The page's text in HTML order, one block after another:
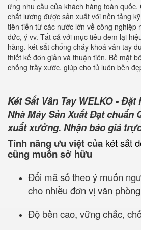
ứng nhu cầu của khách hàng toàn
chất lương được sản xuất với nền tảng
tiên tiến từ các nước lớn về công nghiệp
đức, ý vv. Tất cả với mục tiêu đem lại
hàng. két sắt chống cháy khoá vân tay
thiết kế đơn giản và thuận tiên. Bề mặt
chống trầy xước. giúp cho tủ luôn bền
Két Sắt Vân Tay WELKO -
Nhà Máy Sản Xuất Đạt chuẩn
xuất xưởng. Nhận báo giá
Tính năng ưu việt của két sắt
cũng muốn sở hữu
Đổi mã số theo ý muốn
cho nhiều đơn vị văn
Độ bền cao, vững chắc,